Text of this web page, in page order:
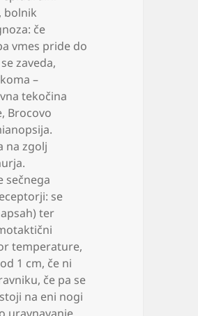
, bolnik
če
vmes pride do
zaveda,
–
tekočina
, Brocovo
na zgolj
sečnega
se
ter
temperature,
1 cm, če ni
, če pa se
na eni nogi